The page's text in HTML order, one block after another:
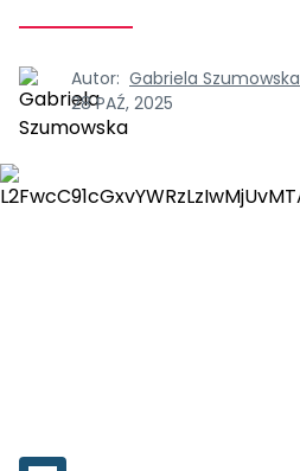
Autor: Gabriela Szumowska
28 PAŹ, 2025